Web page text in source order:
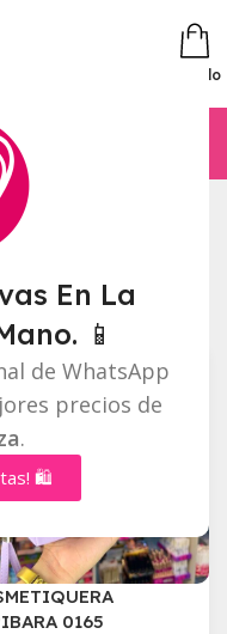
En La
📱
de WhatsApp
precios de
.
🛍️
Pedido
0165